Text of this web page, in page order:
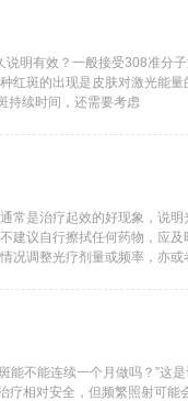
明有效？一般接受308准分
红斑的出现是皮肤对激光能
持续时间，还需要考虑
常是治疗起效的好现象，说
建议自行擦拭任何药物，应
况调整光疗剂量或频率，亦
能不能连续一个月做吗？”这
疗相对安全，但频繁照射可